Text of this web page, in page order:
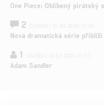
One Piece: Oblíbený pirátský
2
Nová dramatická série
1
Adam Sandler